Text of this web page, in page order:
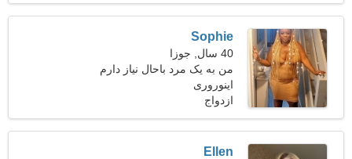
Sophie
40 سال, جوزا
من به یک مرد باحال نیاز دارم
که با هم آشپزی کنیم
اینوروری
ازدواج
Ellen